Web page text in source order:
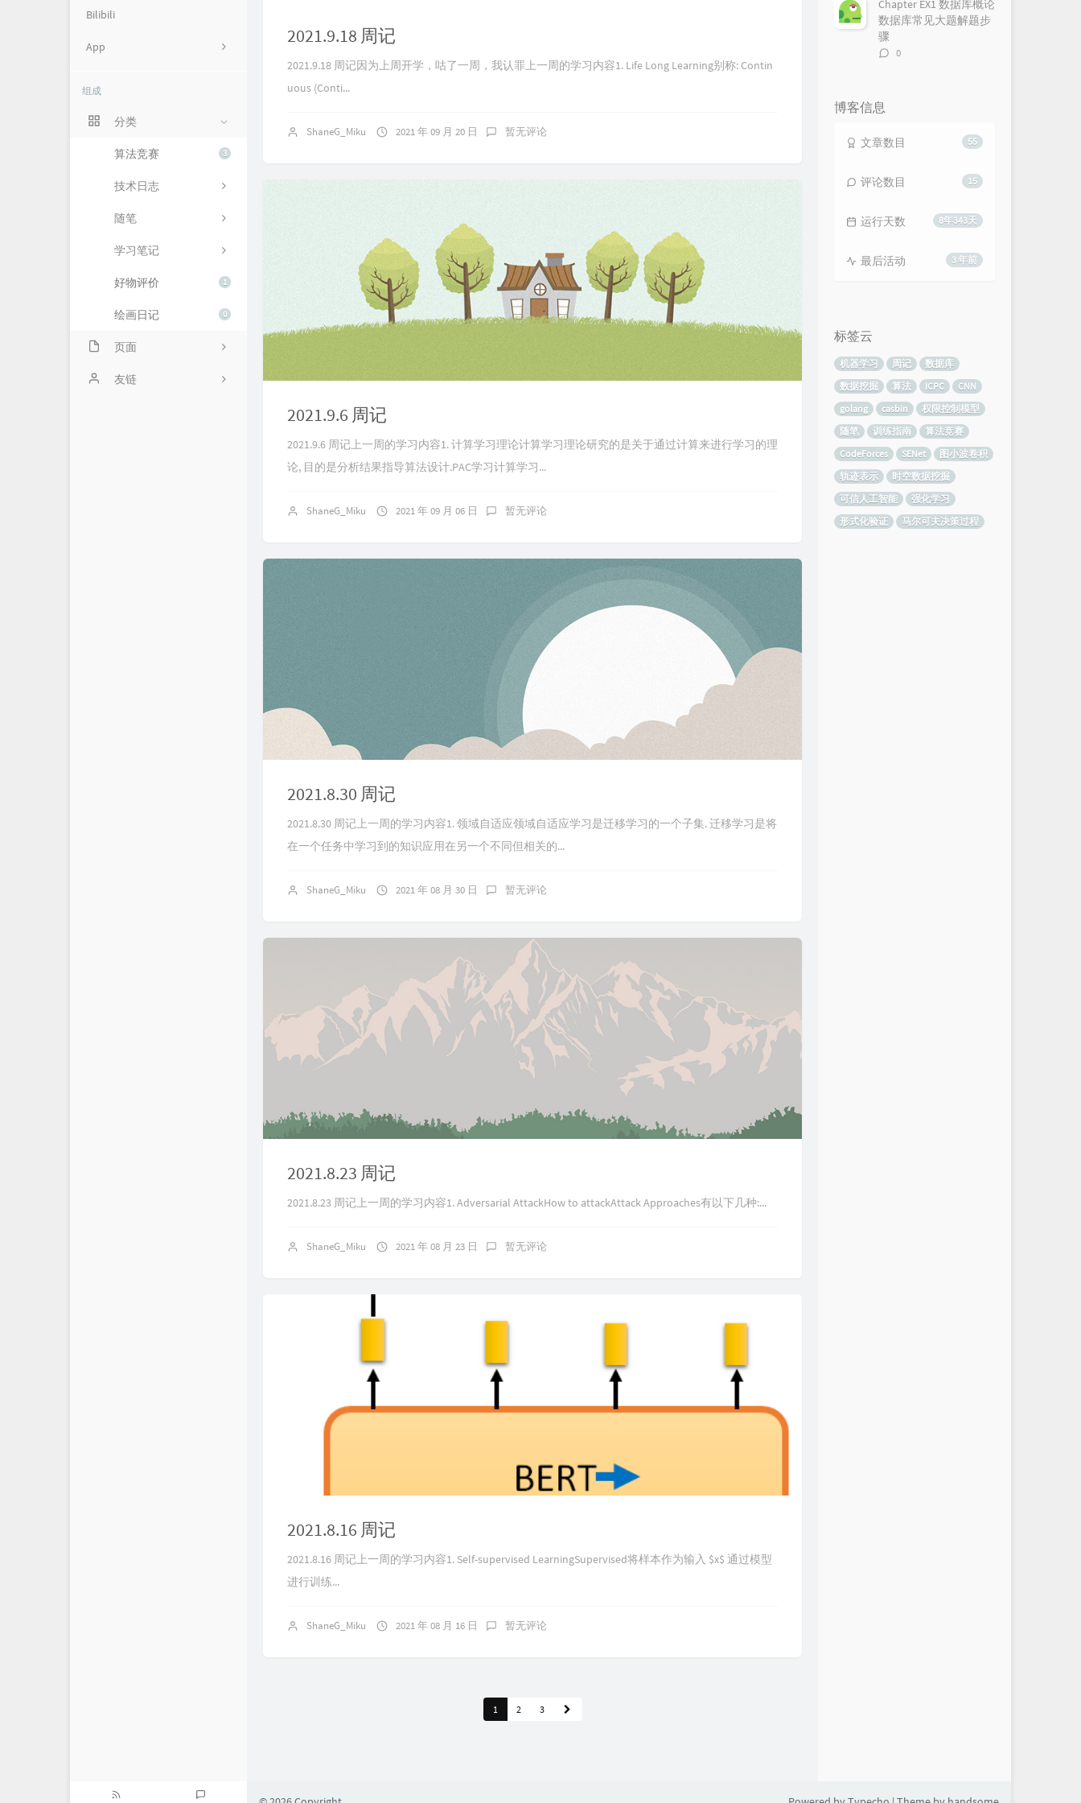
Bilibili
App
组成
分类
3
算法竞赛
技术日志
随笔
学习笔记
1
好物评价
0
绘画日记
页面
留言板
友链
2021.9.18 周记
2021.9.18 周记因为上周开学，咕了一周，我认罪上一周的学习内容1. Life Long Learning别称: Contin
uous (Conti...
ShaneG_Miku 2021 年 09 月 20 日 暂无评论
2021.9.6 周记
2021.9.6 周记上一周的学习内容1. 计算学习理论计算学习理论研究的是关于通过计算来进行学习的理
论, 目的是分析结果指导算法设计.PAC学习计算学习...
ShaneG_Miku 2021 年 09 月 06 日 暂无评论
2021.8.30 周记
2021.8.30 周记上一周的学习内容1. 领域自适应领域自适应学习是迁移学习的一个子集. 迁移学习是将
在一个任务中学习到的知识应用在另一个不同但相关的...
ShaneG_Miku 2021 年 08 月 30 日 暂无评论
2021.8.23 周记
2021.8.23 周记上一周的学习内容1. Adversarial AttackHow to attackAttack Approaches有以下几种:...
ShaneG_Miku 2021 年 08 月 23 日 暂无评论
2021.8.16 周记
2021.8.16 周记上一周的学习内容1. Self-supervised LearningSupervised将样本作为输入 $x$ 通过模型
进行训练...
ShaneG_Miku 2021 年 08 月 16 日 暂无评论
1 2 3
Chapter EX1 数据库概论
数据库常见大题解题步
骤
评
0
博客信息
55
文章数目
15
评论数目
8年343天
运行天数
3 年前
最后活动
标签云
机器学习 周记
数据库
数据挖掘
算法 ICPC
CNN
golang
casbin
权限控制模型
随笔
训练指南
算法竞赛
CodeForces
SENet
图小波卷积
轨迹表示
时空数据挖掘
可信人工智能
强化学习
形式化验证
马尔可夫决策过程